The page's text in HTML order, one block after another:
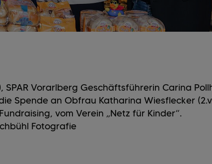
Vorarlberg Geschäftsführerin Carina
Spende an Obfrau Katharina Wiesflecker
vom Verein „Netz für Kinder“.
Fotografie